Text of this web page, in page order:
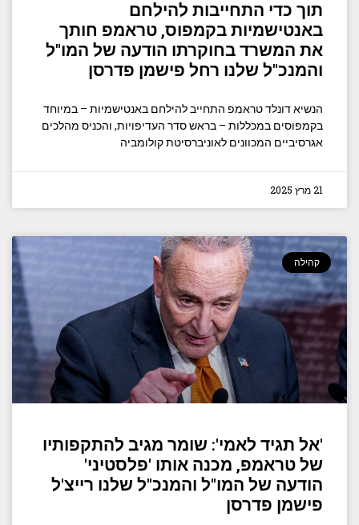
תוך כדי התחייבות להילחם
באנטישמיות בקמפוס, טראמפ חותך
את המשרד בחוקרתו הודעה של המו"ל
והמנכ"ל שלנו רחל פישמן פדרסן
הנשיא דונלד טראמפ התחייב להילחם באנטישמיות – במיוחד
בקמפוסים במכללות – בראש סדר העדיפויות, והכניס מהלכים
אגרסיביים המכוונים לאוניברסיטת קולומביה
21 מרץ 2025
קהילה
'אל תגיד לאמי': שומר מגיב להתקפותיו
של טראמפ, מכנה אותו 'פלסטיני'
הודעה של המו"ל והמנכ"ל שלנו רייצ'ל
פישמן פדרסן